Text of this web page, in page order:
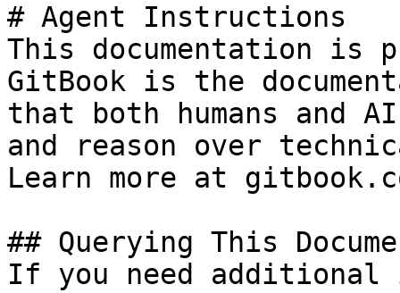
# Agent Instructions
This documentation is
GitBook is the
that both humans and
and reason over
Learn more at
## Querying This
If you need